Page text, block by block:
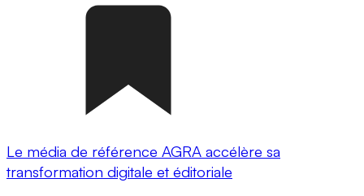
Le média de référence AGRA accélère sa
transformation digitale et éditoriale